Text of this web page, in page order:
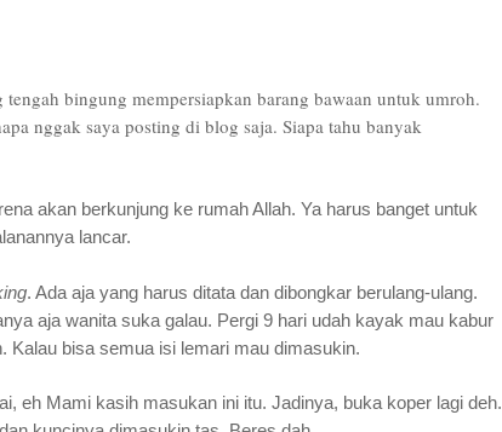
bingung mempersiapkan barang bawaan untuk umroh.
nggak saya posting di blog saja. Siapa tahu banyak
akan berkunjung ke rumah Allah. Ya harus banget untuk
lancar.
. Ada aja yang harus ditata dan dibongkar berulang-ulang.
aja wanita suka galau. Pergi 9 hari udah kayak mau kabur
Kalau bisa semua isi lemari mau dimasukin.
eh Mami kasih masukan ini itu. Jadinya, buka koper lagi deh.